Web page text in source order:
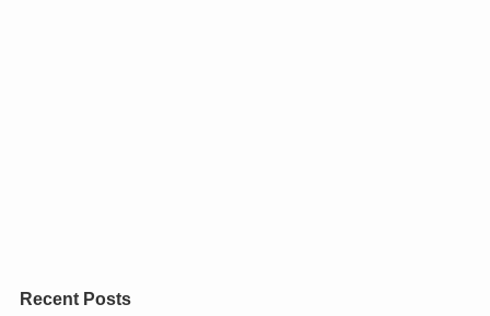
Recent Posts